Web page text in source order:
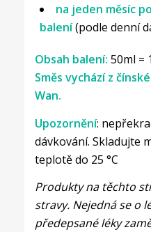
na jeden měsíc
balení(podle denní
Obsah balení: 50ml =
Směs vychází z
Wan.
Upozornění:
dávkování. Skladujte
teplotě do 25 °C
Produkty na těchto
stravy. Nejedná se o
předepsané léky